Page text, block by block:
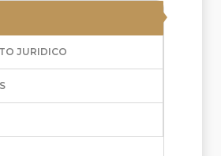
JURIDICO